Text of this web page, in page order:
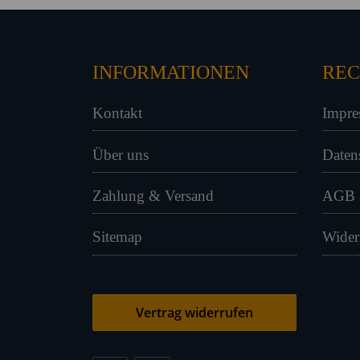
INFORMATIONEN
Kontakt
Über uns
Zahlung & Versand
Sitemap
AGB
Vertrag widerrufen